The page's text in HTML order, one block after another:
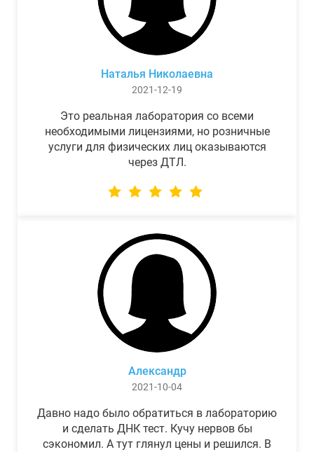
Наталья Николаевна
2021-12-19
Это реальная лаборатория со всеми
необходимыми лицензиями, но розничные
услуги для физических лиц оказываются
через ДТЛ.
Александр
2021-10-04
Давно надо было обратиться в лабораторию
и сделать ДНК тест. Кучу нервов бы
сэкономил. А тут глянул цены и решился. В